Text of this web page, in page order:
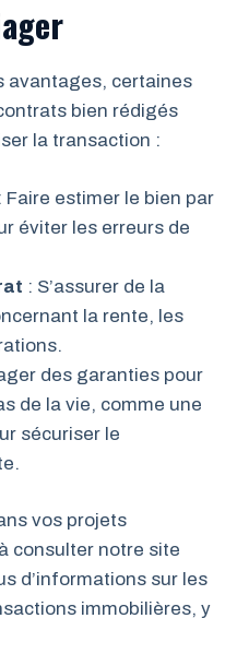
avantages, certaines
bien rédigés
la transaction :
: Faire estimer le bien par
éviter les erreurs de
: S’assurer de la
la rente, les
des garanties pour
de la vie, comme une
sécuriser le
vos projets
consulter notre site
d’informations sur les
immobilières, y